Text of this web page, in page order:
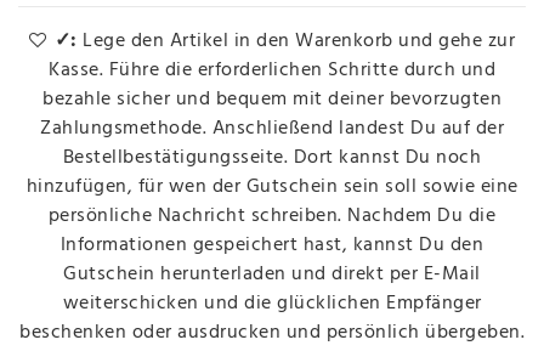
✓: Lege den Artikel in den Warenkorb und gehe zur
Kasse. Führe die erforderlichen Schritte durch und
bezahle sicher und bequem mit deiner bevorzugten
Zahlungsmethode. Anschließend landest Du auf der
Bestellbestätigungsseite. Dort kannst Du noch
hinzufügen, für wen der Gutschein sein soll sowie eine
persönliche Nachricht schreiben. Nachdem Du die
Informationen gespeichert hast, kannst Du den
Gutschein herunterladen und direkt per E-Mail
weiterschicken und die glücklichen Empfänger
beschenken oder ausdrucken und persönlich übergeben.